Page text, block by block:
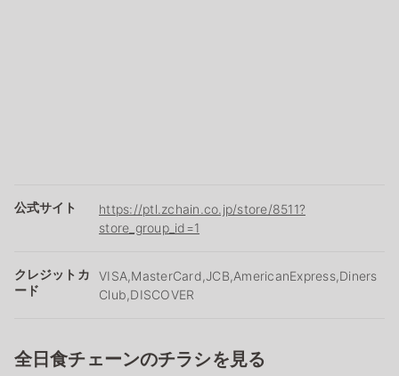
公式サイト
https://ptl.zchain.co.jp/store/8511?
store_group_id=1
クレジットカ
ード
VISA,MasterCard,JCB,AmericanExpress,Diners
Club,DISCOVER
全日食チェーンのチラシを見る